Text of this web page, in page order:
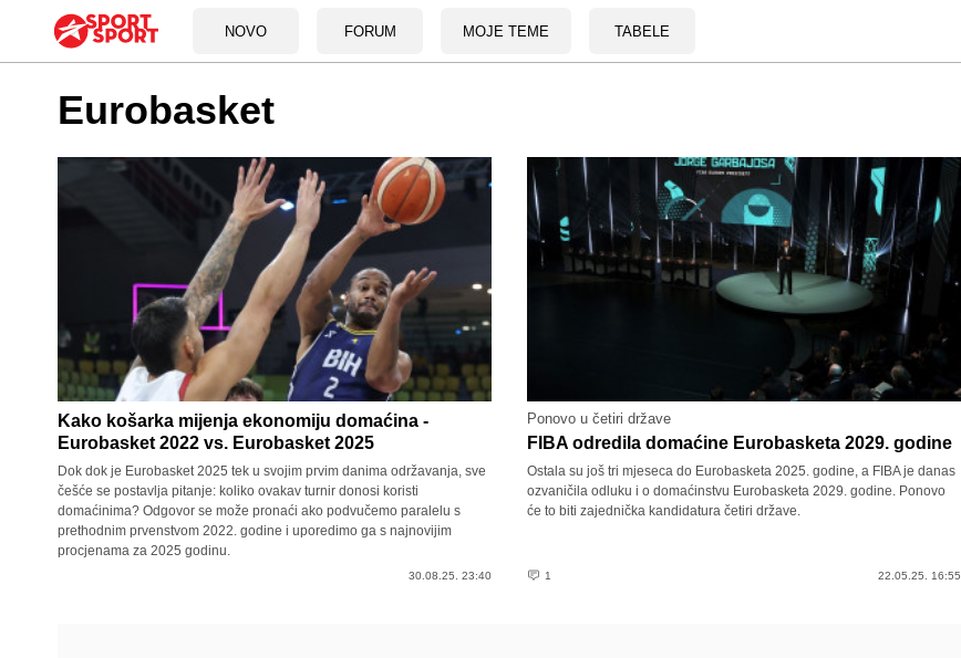
NOVO FORUM MOJE TEME TABELE
Eurobasket
Kako košarka mijenja ekonomiju domaćina -
Eurobasket 2022 vs. Eurobasket 2025
Dok dok je Eurobasket 2025 tek u svojim prvim danima održavanja, sve
češće se postavlja pitanje: koliko ovakav turnir donosi koristi
domaćinima? Odgovor se može pronaći ako podvučemo paralelu s
prethodnim prvenstvom 2022. godine i uporedimo ga s najnovijim
procjenama za 2025 godinu.
30.08.25. 23:40
Ponovo u četiri države
FIBA odredila domaćine Eurobasketa 2029. godine
Ostala su još tri mjeseca do Eurobasketa 2025. godine, a FIBA je danas
ozvaničila odluku i o domaćinstvu Eurobasketa 2029. godine. Ponovo
će to biti zajednička kandidatura četiri države.
1 22.05.25. 16:55